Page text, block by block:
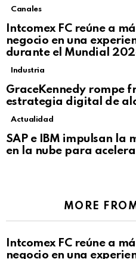
Canales
Intcomex FC reúne a
negocio en una
durante el Mundial
Industria
GraceKennedy rompe
estrategia digital de
Not Safe
Click to
Actualidad
SAP e IBM impulsan la
en la nube para
MORE
Intcomex FC reúne a
negocio en una